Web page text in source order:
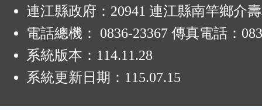
連江縣政府：20941 連江縣南竿鄉介
電話總機： 0836-23367 傳真電話：
系統版本： 114.11.28
系統更新日期： 115.07.15